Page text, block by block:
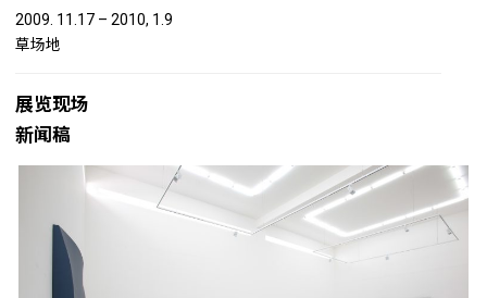
2009. 11.17 – 2010, 1.9
草场地
展览现场
新闻稿